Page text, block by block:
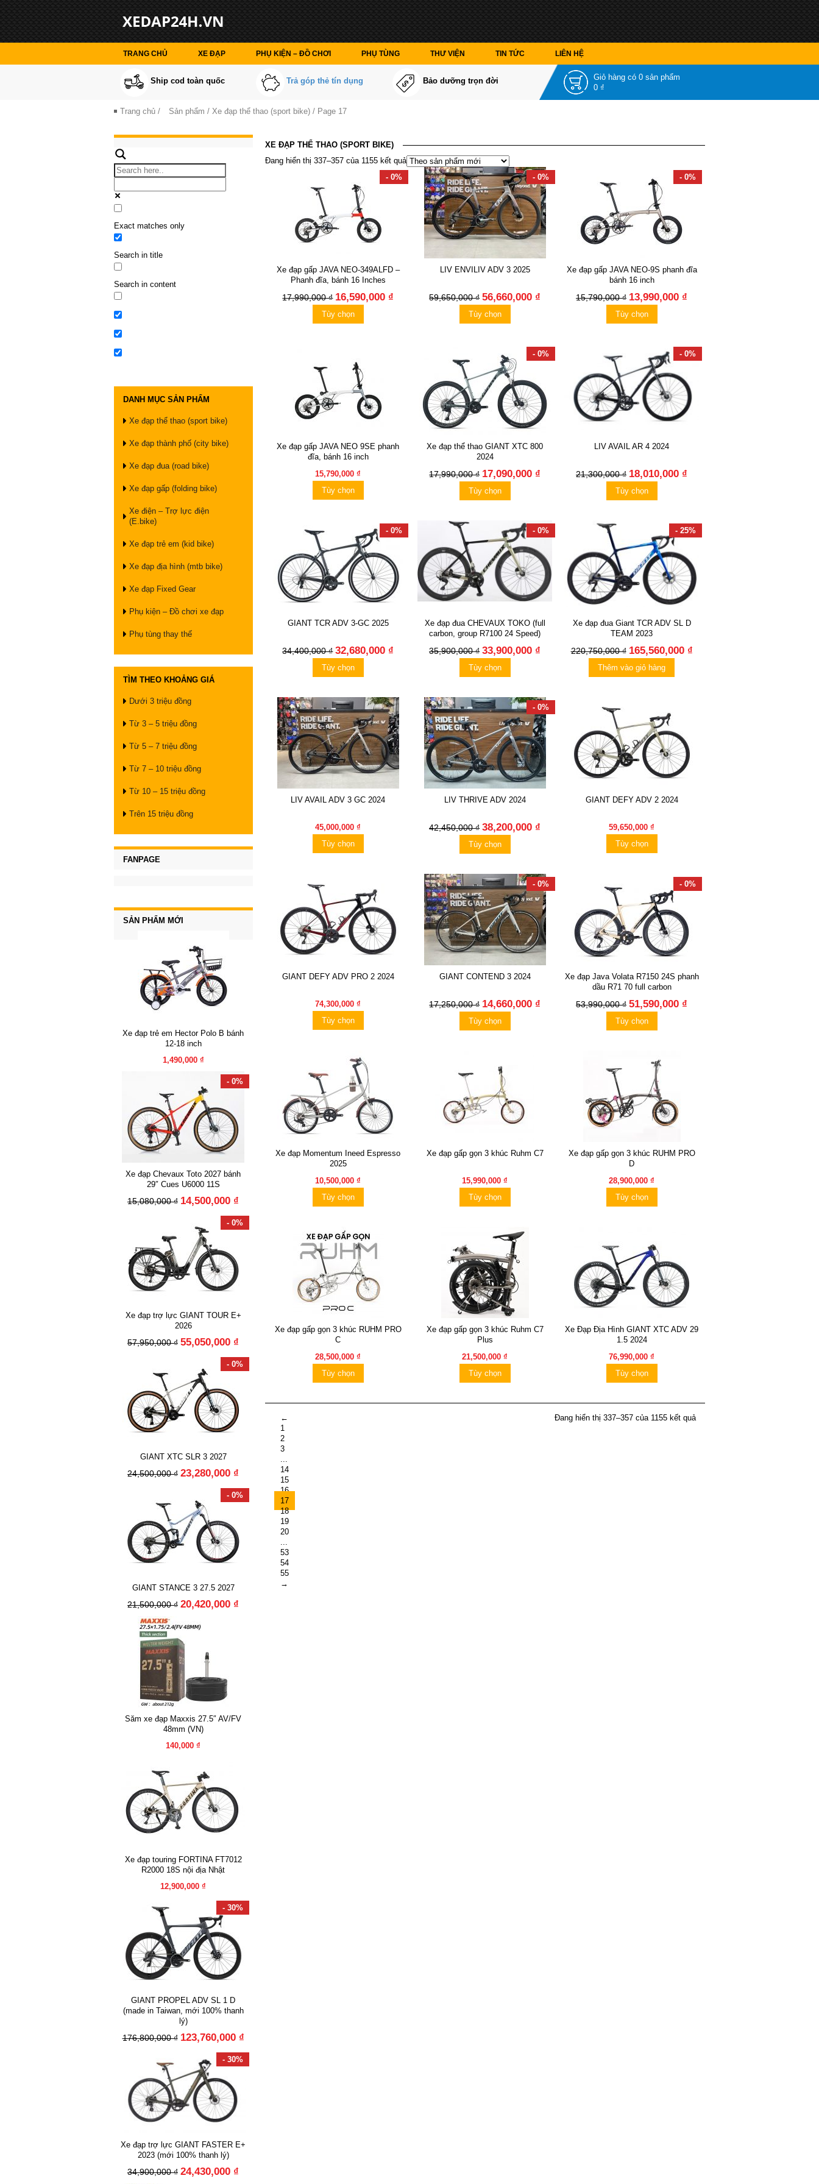
TRANG CHỦ XE ĐẠP PHỤ KIỆN – ĐỒ CHƠI PHỤ TÙNG THƯ VIỆN TIN TỨC LIÊN HỆ
Ship cod toàn quốc Trả góp thẻ tín dụng Bảo dưỡng trọn đời Giỏ hàng có 0 sản phẩm
0 ₫
Trang chủ / Sản phẩm / Xe đạp thể thao (sport bike) / Page 17
Exact matches only
Search in title
Search in content
DANH MỤC SẢN PHẨM
Xe đạp thể thao (sport bike)
Xe đạp thành phố (city bike)
Xe đạp đua (road bike)
Xe đạp gấp (folding bike)
Xe điện – Trợ lực điện
(E.bike)
Xe đạp trẻ em (kid bike)
Xe đạp địa hình (mtb bike)
Xe đạp Fixed Gear
Phụ kiện – Đồ chơi xe đạp
Phụ tùng thay thế
TÌM THEO KHOẢNG GIÁ
Dưới 3 triệu đồng
Từ 3 – 5 triệu đồng
Từ 5 – 7 triệu đồng
Từ 7 – 10 triệu đồng
Từ 10 – 15 triệu đồng
Trên 15 triệu đồng
FANPAGE
SẢN PHẨM MỚI
Xe đạp trẻ em Hector Polo B bánh
12-18 inch
1,490,000 ₫
- 0%
Xe đạp Chevaux Toto 2027 bánh
29″ Cues U6000 11S
15,080,000 ₫ 14,500,000 ₫
- 0%
Xe đạp trợ lực GIANT TOUR E+
2026
57,950,000 ₫ 55,050,000 ₫
- 0%
GIANT XTC SLR 3 2027
24,500,000 ₫ 23,280,000 ₫
- 0%
GIANT STANCE 3 27.5 2027
21,500,000 ₫ 20,420,000 ₫
Săm xe đạp Maxxis 27.5″ AV/FV
48mm (VN)
140,000 ₫
Xe đạp touring FORTINA FT7012
R2000 18S nội địa Nhật
12,900,000 ₫
- 30%
GIANT PROPEL ADV SL 1 D
(made in Taiwan, mới 100% thanh
lý)
176,800,000 ₫ 123,760,000 ₫
- 30%
Xe đạp trợ lực GIANT FASTER E+
2023 (mới 100% thanh lý)
34,900,000 ₫ 24,430,000 ₫
XE ĐẠP THỂ THAO (SPORT BIKE)
Đang hiển thị 337–357 của 1155 kết quả
- 0%
Xe đạp gấp JAVA NEO-349ALFD –
Phanh đĩa, bánh 16 Inches
17,990,000 ₫ 16,590,000 ₫
Tùy chọn
- 0%
LIV ENVILIV ADV 3 2025
59,650,000 ₫ 56,660,000 ₫
Tùy chọn
- 0%
Xe đạp gấp JAVA NEO-9S phanh đĩa
bánh 16 inch
15,790,000 ₫ 13,990,000 ₫
Tùy chọn
Xe đạp gấp JAVA NEO 9SE phanh
đĩa, bánh 16 inch
15,790,000 ₫
Tùy chọn
- 0%
Xe đạp thể thao GIANT XTC 800
2024
17,990,000 ₫ 17,090,000 ₫
Tùy chọn
- 0%
LIV AVAIL AR 4 2024
21,300,000 ₫ 18,010,000 ₫
Tùy chọn
- 0%
GIANT TCR ADV 3-GC 2025
34,400,000 ₫ 32,680,000 ₫
Tùy chọn
- 0%
Xe đạp đua CHEVAUX TOKO (full
carbon, group R7100 24 Speed)
35,900,000 ₫ 33,900,000 ₫
Tùy chọn
- 25%
Xe đạp đua Giant TCR ADV SL D
TEAM 2023
220,750,000 ₫ 165,560,000 ₫
Thêm vào giỏ hàng
LIV AVAIL ADV 3 GC 2024
45,000,000 ₫
Tùy chọn
- 0%
LIV THRIVE ADV 2024
42,450,000 ₫ 38,200,000 ₫
Tùy chọn
GIANT DEFY ADV 2 2024
59,650,000 ₫
Tùy chọn
GIANT DEFY ADV PRO 2 2024
74,300,000 ₫
Tùy chọn
- 0%
GIANT CONTEND 3 2024
17,250,000 ₫ 14,660,000 ₫
Tùy chọn
- 0%
Xe đạp Java Volata R7150 24S phanh
dầu R71 70 full carbon
53,990,000 ₫ 51,590,000 ₫
Tùy chọn
Xe đạp Momentum Ineed Espresso
2025
10,500,000 ₫
Tùy chọn
Xe đạp gấp gọn 3 khúc Ruhm C7
15,990,000 ₫
Tùy chọn
Xe đạp gấp gọn 3 khúc RUHM PRO
D
28,900,000 ₫
Tùy chọn
Xe đạp gấp gọn 3 khúc RUHM PRO
C
28,500,000 ₫
Tùy chọn
Xe đạp gấp gọn 3 khúc Ruhm C7
Plus
21,500,000 ₫
Tùy chọn
Xe Đạp Địa Hình GIANT XTC ADV 29
1.5 2024
76,990,000 ₫
Tùy chọn
←
1
2
3
...
14
15
16
17
18
19
20
...
53
54
55
→
Đang hiển thị 337–357 của 1155 kết quả